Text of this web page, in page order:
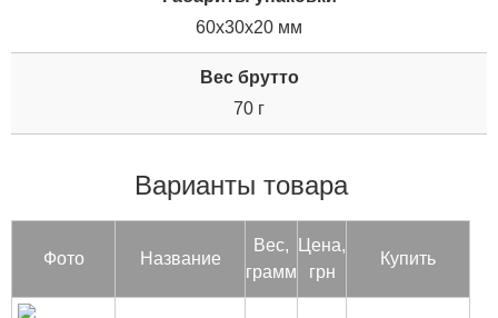
60x30x20 мм
Вес брутто
70 г
Варианты товара
Фото Название
Вес,
грамм
Цена,
грн
Купить